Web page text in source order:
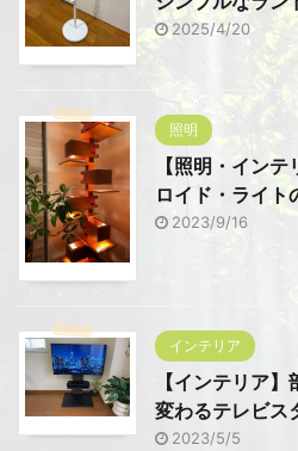
2025/4/20
照明
【照明・イン
ロイド・ライト
2023/9/16
インテリア
【インテリア
変わるテレビス
2023/5/5